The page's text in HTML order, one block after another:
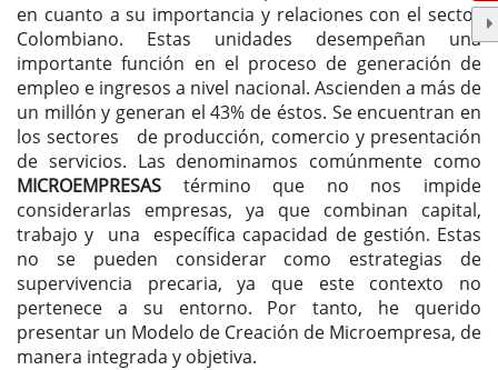
en cuanto a su importancia y relaciones con el sector
Colombiano. Estas unidades desempeñan una
importante función en el proceso de generación de
empleo e ingresos a nivel nacional. Ascienden a más de
un millón y generan el 43% de éstos. Se encuentran en
los sectores de producción, comercio y presentación
de servicios. Las denominamos comúnmente como
MICROEMPRESAS término que no nos impide
considerarlas empresas, ya que combinan capital,
trabajo y una específica capacidad de gestión. Estas
no se pueden considerar como estrategias de
supervivencia precaria, ya que este contexto no
pertenece a su entorno. Por tanto, he querido
presentar un Modelo de Creación de Microempresa, de
manera integrada y objetiva.